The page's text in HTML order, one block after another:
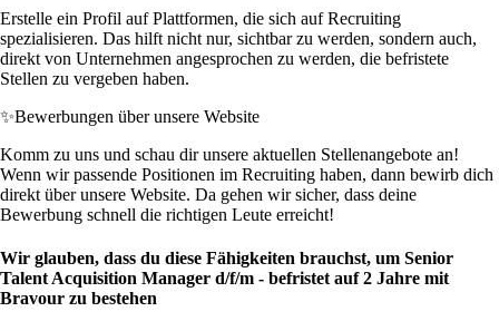
Erstelle ein Profil auf Plattformen, die sich auf Recruiting
spezialisieren. Das hilft nicht nur, sichtbar zu werden, sondern auch,
direkt von Unternehmen angesprochen zu werden, die befristete
Stellen zu vergeben haben.
✨Bewerbungen über unsere Website
Komm zu uns und schau dir unsere aktuellen Stellenangebote an!
Wenn wir passende Positionen im Recruiting haben, dann bewirb dich
direkt über unsere Website. Da gehen wir sicher, dass deine
Bewerbung schnell die richtigen Leute erreicht!
Wir glauben, dass du diese Fähigkeiten brauchst, um Senior
Talent Acquisition Manager d/f/m - befristet auf 2 Jahre mit
Bravour zu bestehen